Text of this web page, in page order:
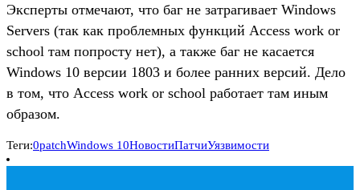
Эксперты отмечают, что баг не затрагивает Windows
Servers (так как проблемных функций Access work or
school там попросту нет), а также баг не касается
Windows 10 версии 1803 и более ранних версий. Дело
в том, что Access work or school работает там иным
образом.
Теги:0patchWindows 10НовостиПатчиУязвимости